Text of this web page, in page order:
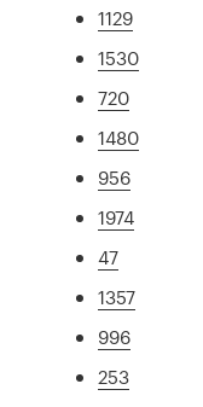
1129
1530
720
1480
956
1974
47
1357
996
253